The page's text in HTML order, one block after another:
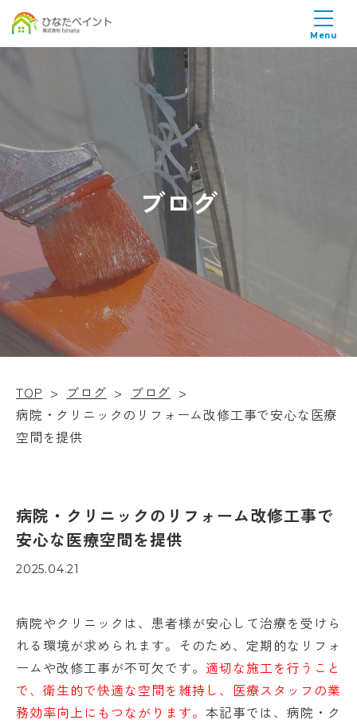
Menu
ブログ
TOP > ブログ > ブログ >
病院・クリニックのリフォーム改修工事で安心な医療
空間を提供
病院・クリニックのリフォーム改修工事で
安心な医療空間を提供
2025.04.21
病院やクリニックは、患者様が安心して治療を受けら
れる環境が求められます。そのため、定期的なリフォ
ームや改修工事が不可欠です。 適切な施工を行うこと
で、衛生的で快適な空間を維持し、医療スタッフの業
務効率向上にもつながります。本記事では、病院・ク